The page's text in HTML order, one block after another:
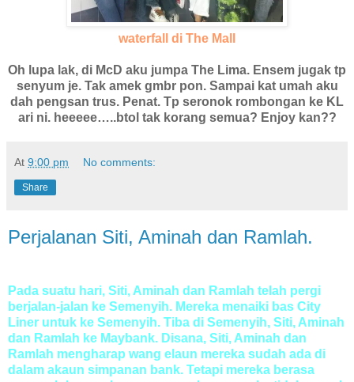
waterfall di The Mall
Oh lupa lak, di McD aku jumpa The Lima. Ensem jugak tp
senyum je. Tak amek gmbr pon. Sampai kat umah aku
dah pengsan trus. Penat. Tp seronok rombongan ke KL
ari ni. heeeee…..btol tak korang semua? Enjoy kan??
At 9:00 pm No comments:
Share
Perjalanan Siti, Aminah dan Ramlah.
Pada suatu hari, Siti, Aminah dan Ramlah telah pergi
berjalan-jalan ke Semenyih. Mereka menaiki bas City
Liner untuk ke Semenyih. Tiba di Semenyih, Siti, Aminah
dan Ramlah ke Maybank. Disana, Siti, Aminah dan
Ramlah mengharap wang elaun mereka sudah ada di
dalam akaun simpanan bank. Tetapi mereka berasa